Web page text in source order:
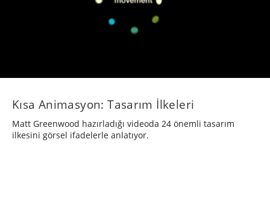
Kısa Animasyon: Tasarım İlkeleri
Matt Greenwood hazırladığı videoda 24 önemli tasarım
ilkesini görsel ifadelerle anlatıyor.